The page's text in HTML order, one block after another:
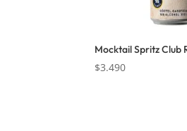
Mocktail Spritz Club
$3.490